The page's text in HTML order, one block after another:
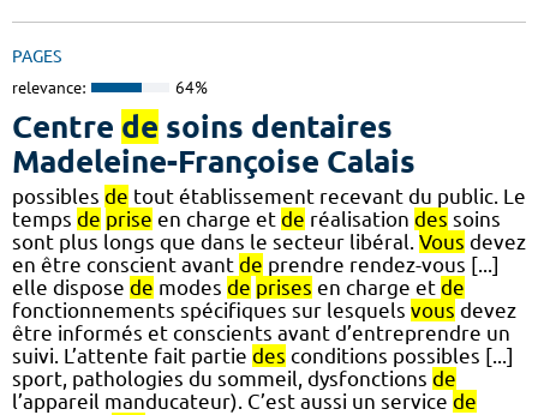
PAGES
relevance: 64%
Centre de soins dentaires
Madeleine-Françoise Calais
possibles de tout établissement recevant du public. Le
temps de prise en charge et de réalisation des soins
sont plus longs que dans le secteur libéral. Vous devez
en être conscient avant de prendre rendez-vous [...]
elle dispose de modes de prises en charge et de
fonctionnements spécifiques sur lesquels vous devez
être informés et conscients avant d’entreprendre un
suivi. L’attente fait partie des conditions possibles [...]
sport, pathologies du sommeil, dysfonctions de
l’appareil manducateur). C’est aussi un service de